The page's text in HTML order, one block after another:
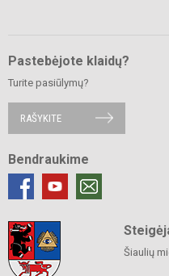
Pastebėjote klaidų?
Turite pasiūlymų?
RAŠYKITE
Bendraukime
Šiaulių